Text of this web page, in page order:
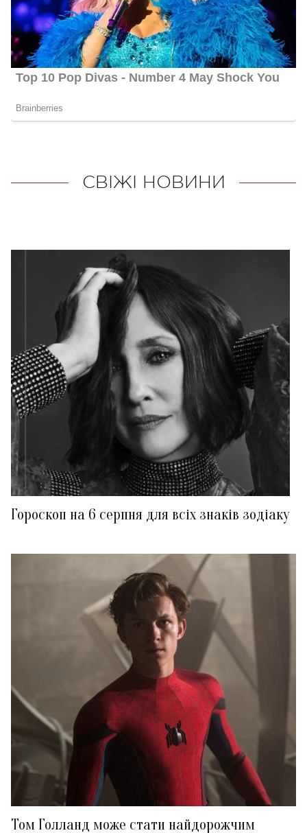
СВІЖІ НОВИНИ
Гороскоп на 6 серпня для всіх знаків зодіаку
Том Голланд може стати найдорожчим